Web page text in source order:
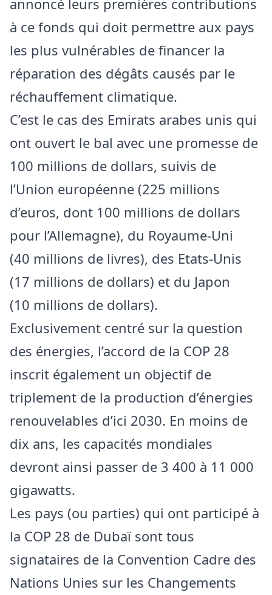
à ce fonds qui doit permettre aux pays
les plus vulnérables de financer la
réparation des dégâts causés par le
réchauffement climatique.
C’est le cas des Emirats arabes unis qui
ont ouvert le bal avec une promesse de
100 millions de dollars, suivis de
l’Union européenne (225 millions
d’euros, dont 100 millions de dollars
pour l’Allemagne), du Royaume-Uni
(40 millions de livres), des Etats-Unis
(17 millions de dollars) et du Japon
(10 millions de dollars).
Exclusivement centré sur la question
des énergies, l’accord de la COP 28
inscrit également un objectif de
triplement de la production d’énergies
renouvelables d’ici 2030. En moins de
dix ans, les capacités mondiales
devront ainsi passer de 3 400 à 11 000
gigawatts.
Les pays (ou parties) qui ont participé à
la COP 28 de Dubaï sont tous
signataires de la Convention Cadre des
Nations Unies sur les Changements